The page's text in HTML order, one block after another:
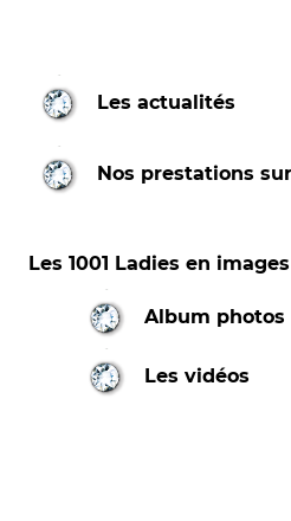
Les actualités
Nos prestations
Les 1001 Ladies en images
Album photos
Les vidéos